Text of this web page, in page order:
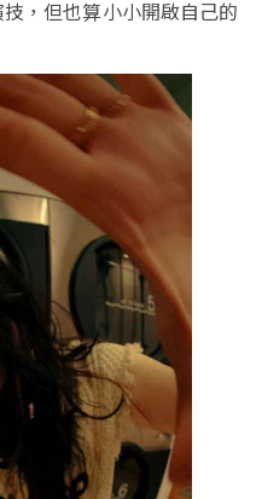
，但也算小小開啟自己的